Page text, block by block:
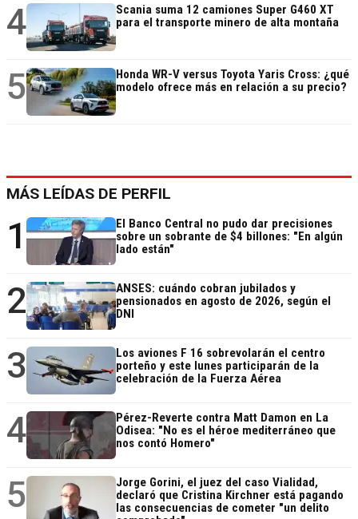
4
Scania suma 12 camiones Super G460 XT
para el transporte minero de alta montaña
5
Honda WR-V versus Toyota Yaris Cross: ¿qué
modelo ofrece más en relación a su precio?
MÁS LEÍDAS DE PERFIL
1
El Banco Central no pudo dar precisiones
sobre un sobrante de $4 billones: "En algún
lado están"
2
ANSES: cuándo cobran jubilados y
pensionados en agosto de 2026, según el
DNI
3
Los aviones F 16 sobrevolarán el centro
porteño y este lunes participarán de la
celebración de la Fuerza Aérea
4
Pérez-Reverte contra Matt Damon en La
Odisea: "No es el héroe mediterráneo que
nos contó Homero"
5
Jorge Gorini, el juez del caso Vialidad,
declaró que Cristina Kirchner está pagando
las consecuencias de cometer "un delito